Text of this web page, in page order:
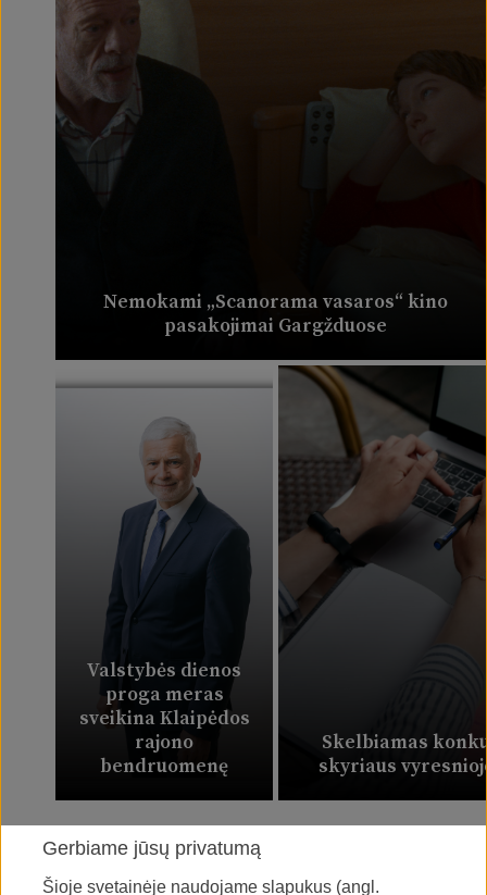
Nemokami „Scanorama vasaros“ kino
pasakojimai Gargžduose
Valstybės dienos
proga meras
sveikina Klaipėdos
rajono
bendruomenę
Skelbiamas
skyriaus
Gerbiame jūsų privatumą
Šioje svetainėje naudojame slapukus (angl.